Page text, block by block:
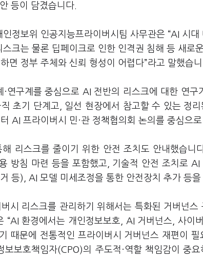
등이 담겼습니다
정보위 인공지능프라이버시팀 사무관은 “AI 시대
크는 물론 딥페이크로 인한 인격권 침해 등 새로
면 정부 주체와 신뢰 형성이 어렵다”라고 말했습
·연구계를 중심으로 AI 전반의 리스크에 대한 연구
초기 단계고
일선 현장에서 참고할 수 있는 정
AI 프라이버시 민·관 정책협의회 논의를 중심으
리스크를 줄이기 위한 안전 조치도 안내했습니
방침 마련 등을 포함했고 기술적 안전 조치로 AI
등), AI 모델 미세조정을 통한 안전장치 추가 등
시 리스크를 관리하기 위해서는 특화된 거버넌스
“AI 환경에서는 개인정보보호 , AI 거버넌스 사이
때문에 전통적인 프라이버시 거버넌스 재편이 필
보보호책임자(CPO)의 주도적·역할 책임감이 중